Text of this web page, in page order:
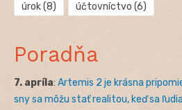
úrok(8) účtovníctvo (6)
Poradňa
7. apríla: Artemis 2 je krásna
sny sa môžu stať realitou, keď sa